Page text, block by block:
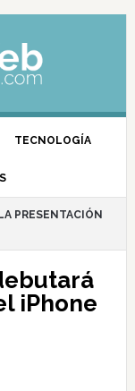
TECNOLOGÍA
PRESENTACIÓN
iPhone